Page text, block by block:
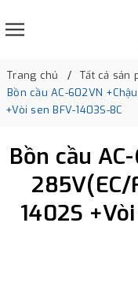
Trang chủ
Tất cả sản
Bồn cầu AC-602VN
+Vòi sen BFV-1403S-8C
Bồn cầu
285V(EC/
1402S